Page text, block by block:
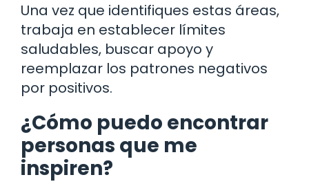
Una vez que identifiques estas áreas,
trabaja en establecer límites
saludables, buscar apoyo y
reemplazar los patrones negativos
por positivos.
¿Cómo puedo encontrar
personas que me
inspiren?